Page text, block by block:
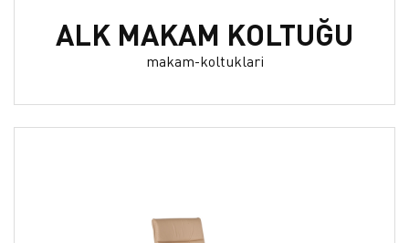
ALK MAKAM KOLTUĞU
makam-koltuklari